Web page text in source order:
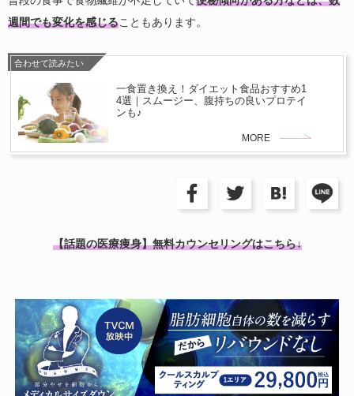
週間でも変化を感じることもあります。
合わせて読みたい
一食置き換え！ダイエット食品おすすめ1
4選｜スムージー、腹持ちの良いプロテイ
ンも♪
MORE
【話題の医療痩身】無料カウンセリングはこちら↓